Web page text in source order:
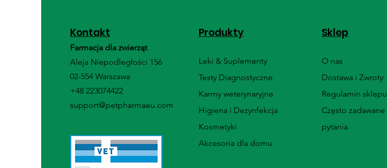
Kontakt
Farmacja dla zwierząt
Aleja Niepodległości 156
02-554 Warszawa
+48 223074422
support@petpharmaeu.com
Produkty
Leki & Suplementy
Testy Diagnostyczne
Karmy weterynaryjne
Higiena i Dezynfekcja
Kosmetyki
Akcesoria dla domu
Sklep
O nas
Dostawa i Zwroty
Regulamin sklepu
Często zadawane
pytania